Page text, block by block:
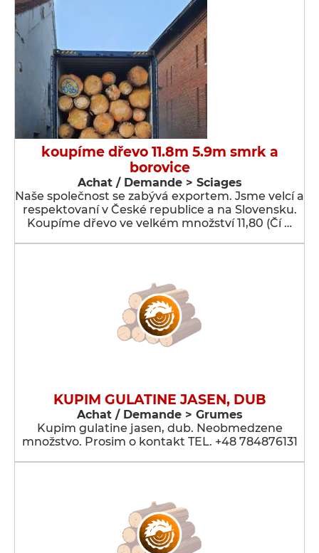
koupíme dřevo 11.8m 5.9m smrk a
borovice
Achat / Demande > Sciages
Naše společnost se zabývá exportem. Jsme velcí a
respektovaní v České republice a na Slovensku.
Koupíme dřevo ve velkém množství 11,80 (Čí …
KUPIM GULATINE JASEN, DUB
Achat / Demande > Grumes
Kupim gulatine jasen, dub. Neobmedzene
množstvo. Prosim o kontakt TEL. +48 784876131